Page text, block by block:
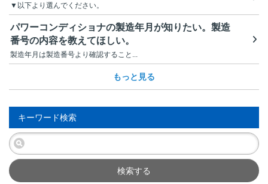
▼以下より選んでください。
パワーコンディショナの製造年月が知りたい。製造
番号の内容を教えてほしい。
製造年月は製造番号より確認すること...
もっと見る
キーワード検索
検索する